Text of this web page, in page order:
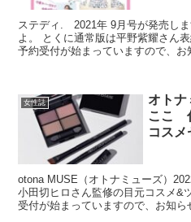
ステディ. 2021年 9月号が発売し
よ。 とくに通常版は平野紫耀さん
予約受付が始まっていますので、
女性誌
オト
ここ
コスメ
otona MUSE（オトナミューズ）
小田切ヒロさん監修の目元コスメ&
受付が始まっていますので、お知